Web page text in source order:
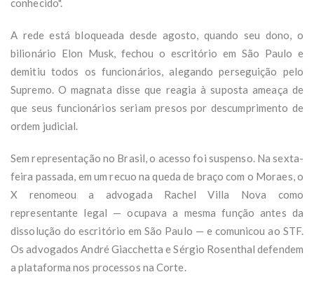
A rede está bloqueada desde agosto, quando seu dono, o
bilionário Elon Musk, fechou o escritório em São Paulo e
demitiu todos os funcionários, alegando perseguição pelo
Supremo. O magnata disse que reagia à suposta ameaça de
que seus funcionários seriam presos por descumprimento de
ordem judicial.
Sem representação no Brasil, o acesso foi suspenso. Na sexta-
feira passada, em um recuo na queda de braço com o Moraes, o
X renomeou a advogada Rachel Villa Nova como
representante legal — ocupava a mesma função antes da
dissolução do escritório em São Paulo — e comunicou ao STF.
Os advogados André Giacchetta e Sérgio Rosenthal defendem
a plataforma nos processos na Corte.